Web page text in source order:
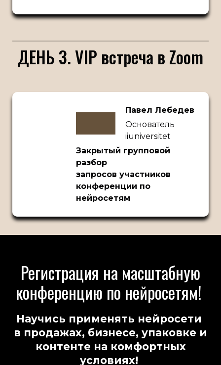
ДЕНЬ 3. VIP встреча в Zoom
Павел Лебедев
Основатель
iiuniversitet
Закрытый групповой
разбор
запросов участников
конференции по
нейросетям
Регистрация на масштабную
конференцию по нейросетям!
Научись применять нейросети
в продажах, бизнесе, упаковке и
контенте на комфортных
условиях!